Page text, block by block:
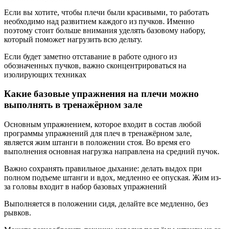
Если вы хотите, чтобы плечи были красивыми, то работать
необходимо над развитием каждого из пучков. Именно
поэтому стоит больше внимания уделять базовому набору,
который поможет нагрузить всю дельту.
Если будет заметно отставание в работе одного из
обозначенных пучков, важно сконцентрироваться на
изолирующих техниках
Какие базовые упражнения на плечи можно
выполнять в тренажёрном зале
Основным упражнением, которое входит в состав любой
программы упражнений для плеч в тренажёрном зале,
является жим штанги в положении стоя. Во время его
выполнения основная нагрузка направлена на средний пучок.
Важно сохранять правильное дыхание: делать выдох при
полном подъеме штанги и вдох, медленно ее опуская. Жим из-
за головы входит в набор базовых упражнений
Выполняется в положении сидя, делайте все медленно, без
рывков.